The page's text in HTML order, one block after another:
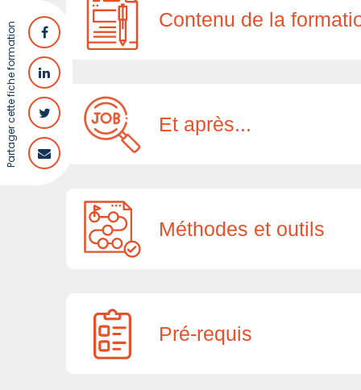
Partager cette fiche formation
Contenu de la
Et après...
Méthodes et outils
Pré-requis